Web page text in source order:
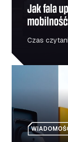
Jak fala
Czas